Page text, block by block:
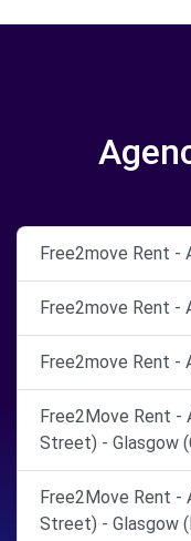
Free2move Rent -
Free2move Rent -
Free2move Rent -
Free2Move Rent -
Street) - Glasgow
Free2Move Rent -
Street) - Glasgow